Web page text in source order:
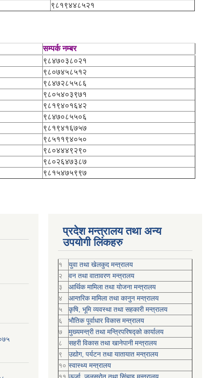
९८१९४४८५२१
सम्पर्क नम्बर
९८४७०३८०२१
९८०७४५८५१२
९८४७२८५५८६
९८०५४०३९७१
९८१९४०१६४२
९८४७०८५५०६
९८१९४१६७५७
९८५११९४०५०
९८०४४४९२९०
९८०२६४७३८७
९८१५४७५९९७
प्रदेश मन्त्रालय तथा अन्य
उपयोगी लिंकहरु
१
युवा तथा खेलकुद मन्त्रालय
२
वन तथा वातावरण मन्त्रालय
३
आर्थिक मामिला तथा योजना मन्त्रालय
४
आन्तरिक मामिला तथा कानुन मन्त्रालय
५
कृषि, भूमि व्यवस्था तथा सहकारी मन्त्रालय
६
भौतिक पूर्वाधार विकास मन्त्रालय
७
मुख्यमन्त्री तथा मन्त्रिपरिषद्को कार्यालय
८
सहरी विकास तथा खानेपानी मन्त्रालय
९
उद्योग, पर्यटन तथा यातायात मन्त्रालय
१० स्वास्थ्य मन्त्रालय